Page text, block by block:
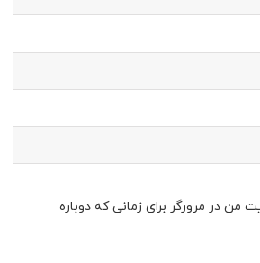
من در مرورگر برای زمانی که دوباره